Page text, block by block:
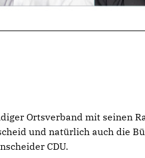
Ortsverband mit seinen
und natürlich auch die
CDU.